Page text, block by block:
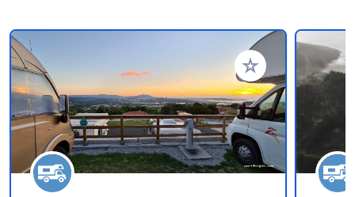
Ajouter à vos